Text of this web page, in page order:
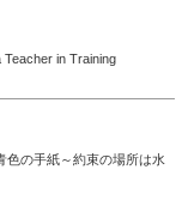
in Training
色の手紙～約束の場所は水